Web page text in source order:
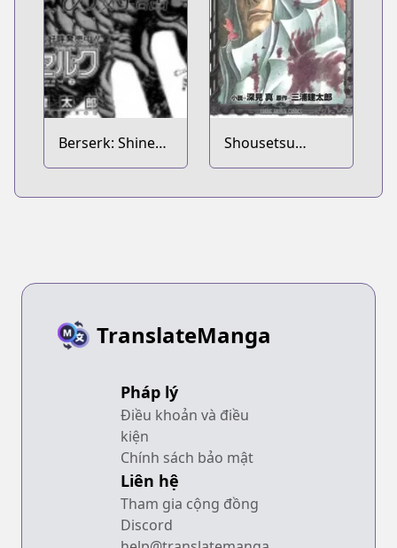
Berserk: Shinen
no Kami 2
Shousetsu
Berserk: Enryuu
TranslateManga
Pháp lý
Điều khoản và điều
kiện
Chính sách bảo mật
Liên hệ
Tham gia cộng đồng
Discord